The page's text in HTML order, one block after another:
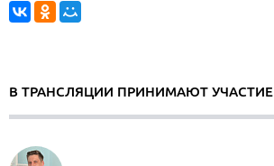
В ТРАНСЛЯЦИИ ПРИНИМАЮТ УЧАСТИЕ